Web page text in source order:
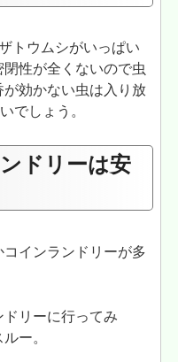
トウムシがいっぱい
性が全くないので虫
効かない虫は入り放
でしょう。
ドリーは安
インランドリーが多
リーに行ってみ
ー。